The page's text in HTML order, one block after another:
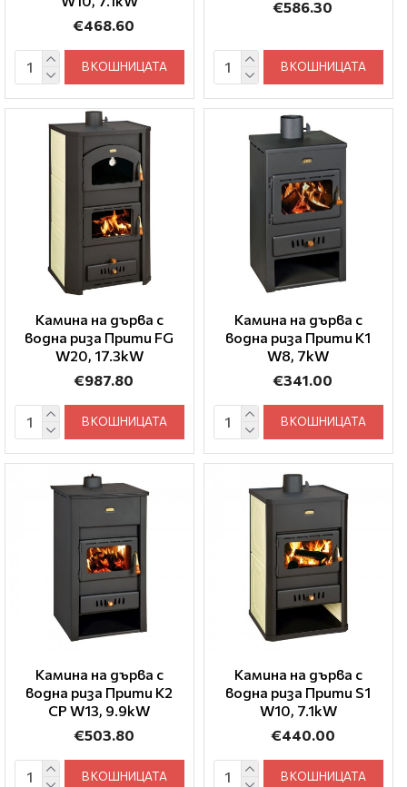
€468.60
В КОШНИЦАТА
€586.30
В КОШНИЦАТА
Камина на дърва с
водна риза Прити FG
W20, 17.3kW
€987.80
В КОШНИЦАТА
Камина на дърва с
водна риза Прити K1
W8, 7kW
€341.00
В КОШНИЦАТА
Камина на дърва с
водна риза Прити K2
CP W13, 9.9kW
€503.80
В КОШНИЦАТА
Камина на дърва с
водна риза Прити S1
W10, 7.1kW
€440.00
В КОШНИЦАТА